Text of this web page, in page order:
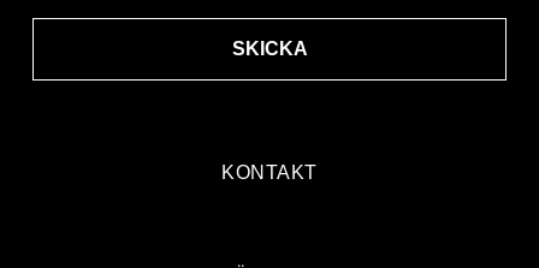
KONTAKT
SKICKA